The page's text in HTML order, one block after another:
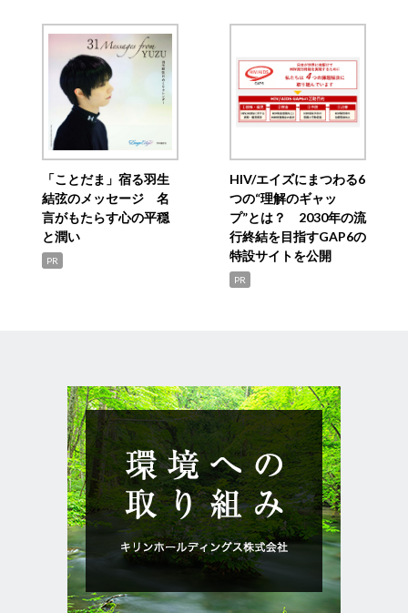
「ことだま」宿る羽生
結弦のメッセージ 名
言がもたらす心の平穏
と潤い
PR
HIV/エイズにまつわる6
つの“理解のギャッ
プ”とは？ 2030年の流
行終結を目指すGAP6の
特設サイトを公開
PR